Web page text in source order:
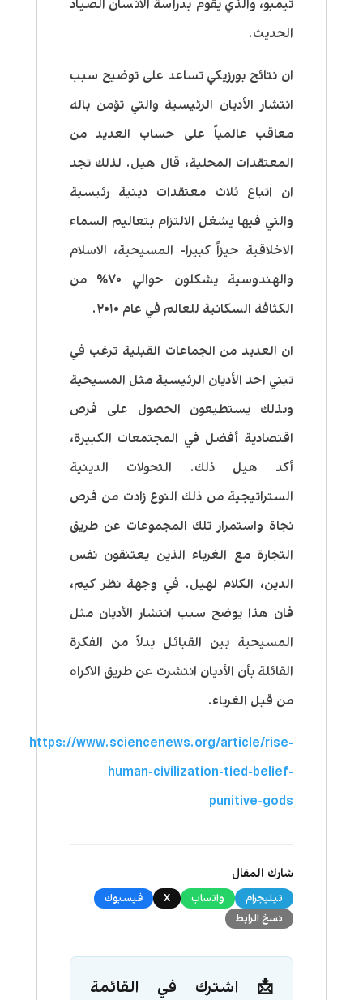
تيمبو، والذي يقوم بدراسة الانسان الصياد
الحديث.
ان نتائج بورزيكي تساعد على توضيح سبب
انتشار الأديان الرئيسية والتي تؤمن بآله
معاقب عالمياً على حساب العديد من
المعتقدات المحلية، قال هيل. لذلك تجد
ان اتباع ثلاث معتقدات دينية رئيسية
والتي فيها يشغل الالتزام بتعاليم السماء
الاخلاقية حيزاً كبيرا- المسيحية، الاسلام
والهندوسية يشكلون حوالي ٧٠٪‏ من
الكثافة السكانية للعالم في عام ٢٠١٠.
ان العديد من الجماعات القبلية ترغب في
تبني احد الأديان الرئيسية مثل المسيحية
وبذلك يستطيعون الحصول على فرص
اقتصادية أفضل في المجتمعات الكبيرة،
أكد هيل ذلك. التحولات الدينية
الستراتيجية من ذلك النوع زادت من فرص
نجاة واستمرار تلك المجموعات عن طريق
التجارة مع الغرباء الذين يعتنقون نفس
الدين، الكلام لهيل. في وجهة نظر كيم،
فان هذا يوضح سبب انتشار الأديان مثل
المسيحية بين القبائل بدلاً من الفكرة
القائلة بأن الأديان انتشرت عن طريق الاكراه
من قبل الغرباء.
https://www.sciencenews.org/article/rise-
human-civilization-tied-belief-
punitive-gods
شارك المقال
تيليجرام واتساب X
فيسبوك
نسخ الرابط
📩 اشترك في القائمة